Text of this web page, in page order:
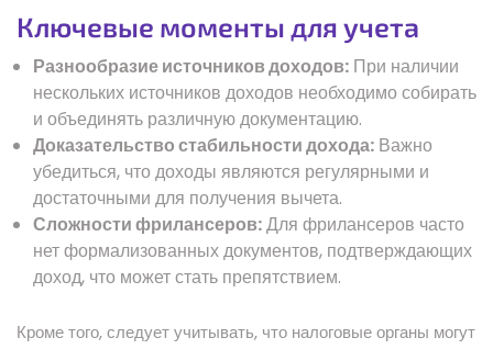
Ключевые моменты для учета
Разнообразие источников доходов: При наличии
нескольких источников доходов необходимо собирать
и объединять различную документацию.
Доказательство стабильности дохода: Важно
убедиться, что доходы являются регулярными и
достаточными для получения вычета.
Сложности фрилансеров:Для фрилансеров часто
нет формализованных документов, подтверждающих
доход, что может стать препятствием.
Кроме того, следует учитывать, что налоговые органы могут